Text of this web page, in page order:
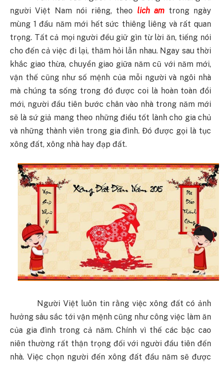
người Việt Nam nói riêng, theo lich am trong ngày
mùng 1 đầu năm mới hết sức thiêng liêng và rất quan
trọng. Tất cả mọi người đều giữ gìn từ lời ăn, tiếng nói
cho đến cả việc đi lại, thăm hỏi lẫn nhau. Ngay sau thời
khắc giao thừa, chuyển giao giữa năm cũ với năm mới,
vận thế cũng như số mệnh của mỗi người và ngôi nhà
mà chúng ta sống trong đó được coi là hoàn toàn đổi
mới, người đầu tiên bước chân vào nhà trong năm mới
sẽ là sứ giả mang theo những điều tốt lành cho gia chủ
và những thành viên trong gia đình. Đó được gọi là tục
xông đất, xông nhà hay đạp đất.
Người Việt luôn tin rằng việc xông đất có ảnh
hưởng sâu sắc tới vận mệnh cũng như công việc làm ăn
của gia đình trong cả năm. Chính vì thế các bậc cao
niên thường rất thận trọng đối với người đầu tiên đến
nhà. Việc chọn người đến xông đất đầu năm sẽ được